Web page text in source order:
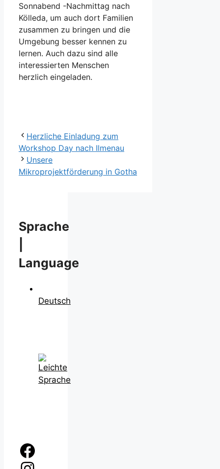
Sonnabend -Nachmittag nach
Kölleda, um auch dort Familien
zusammen zu bringen und die
Umgebung besser kennen zu
lernen. Auch dazu sind alle
interessierten Menschen
herzlich eingeladen.
Herzliche Einladung zum
Workshop Day nach Ilmenau
Unsere
Mikroprojektförderung in Gotha
Sprache
Language
Deutsch
Facebook